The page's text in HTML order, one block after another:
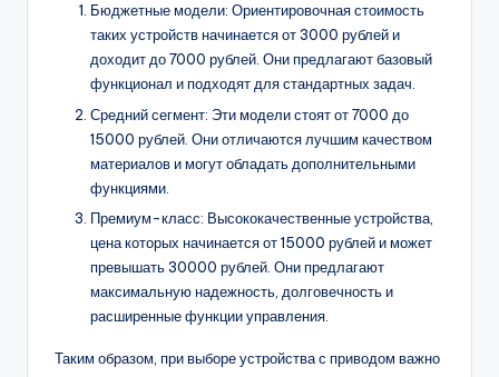
Бюджетные модели: Ориентировочная стоимость
таких устройств начинается от 3000 рублей и
доходит до 7000 рублей. Они предлагают базовый
функционал и подходят для стандартных задач.
Средний сегмент: Эти модели стоят от 7000 до
15000 рублей. Они отличаются лучшим качеством
материалов и могут обладать дополнительными
функциями.
Премиум-класс: Высококачественные устройства,
цена которых начинается от 15000 рублей и может
превышать 30000 рублей. Они предлагают
максимальную надежность, долговечность и
расширенные функции управления.
Таким образом, при выборе устройства с приводом важно